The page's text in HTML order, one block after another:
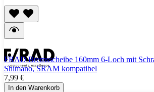
FRAD Bremsscheibe 160mm 6-Loch mit
Shimano, SRAM kompatibel
7,99 €
In den Warenkorb